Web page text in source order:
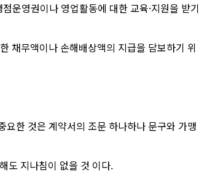
운영권이나 영업활동에 대한 교육·지원을 받기
채무액이나 손해배상액의 지급을 담보하기 위
한 것은 계약서의 조문 하나하나 문구와 가맹
도 지나침이 없을 것 이다.